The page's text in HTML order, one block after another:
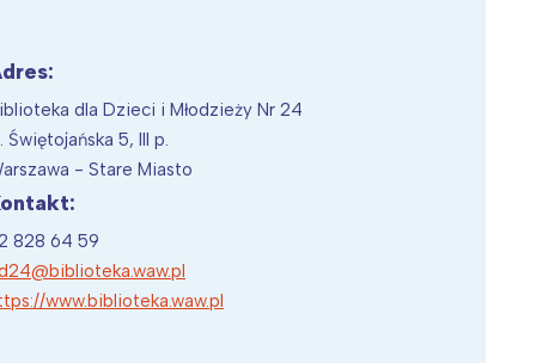
Wiewiórka na kwitnącym polu
dla Dzieci i Młodzieży Nr 24
Świętojańska 5, III p.
- Stare Miasto
828 64 59
www.biblioteka.waw.pl